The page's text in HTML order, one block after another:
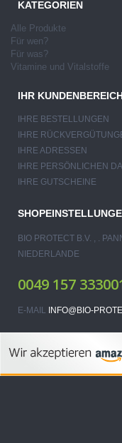
KATEGORIEN
Alle Produkte
Für wen?
Für was?
Vitamine und Vitalstoffe
IHR
IHRE BESTELLUNGEN
IHRE
IHRE ADRESSEN
IHRE PERSÖNLICHEN
IHRE GUTSCHEINE
BIO PROTECT B.V. , .
NIEDERLANDE
0049 157
E-MAIL INFO@BIO-